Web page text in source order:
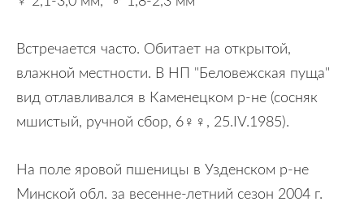
Встречается часто. Обитает на открытой,
влажной местности. В НП "Беловежская пуща"
вид отлавливался в Каменецком р-не (сосняк
мшистый, ручной сбор, 6♀♀, 25.IV.1985).
На поле яровой пшеницы в Узденском р-не
Минской обл. за весенне-летний сезон 2004 г.